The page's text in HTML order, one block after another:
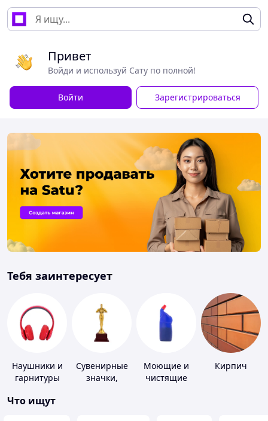
Привет
Войди и используй Сату по полной!
Войти Зарегистрироваться
Тебя заинтересует
Наушники и
гарнитуры
Сувенирные
значки,
Моющие и
чистящие
Кирпич
Что ищут